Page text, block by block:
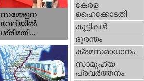
സമ്മേളന
വേദിയില്‍
ശ്രീമതി...
കേരള
ഹൈക്കോടതി
കുട്ടികള്‍
ദുരന്തം
ക്രമസമാധാനം
സാമൂഹ്യ
പ്രവര്‍ത്തനം